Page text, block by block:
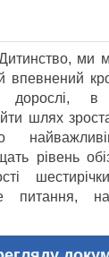
ми
впевнений
дорослі,
шлях
рівень
питання,